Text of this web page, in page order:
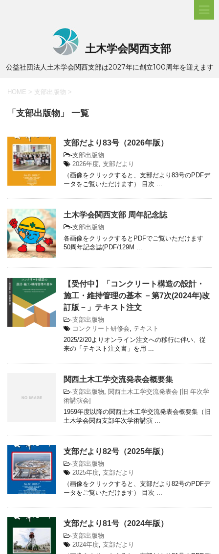
土木学会関西支部
公益社団法人土木学会関西支部は2027年に創立100周年を迎えます
HOME > 支部出版物 >
「支部出版物」 一覧
支部だより83号（2026年版）
-支部出版物
2026年度, 支部だより
（画像をクリックすると、支部だより83号のPDFデ
ータをご覧いただけます） 目次 ...
土木学会関西支部 周年記念誌
-支部出版物
各画像をクリックするとPDFでご覧いただけます
50周年記念誌(PDF/129M ...
【受付中】「コンクリート構造の設計・
施工・維持管理の基本 －第7次(2024年)改
訂版－」テキスト注文
-支部出版物
コンクリート研修会, テキスト
2025/2/20よりオンライン注文への移行に伴い、従
来の「テキスト注文書」を用 ...
関西土木工学交流発表会概要集
-支部出版物, 関西土木工学交流発表会 [旧 年次学
術講演会]
1959年度以降の関西土木工学交流発表会概要集（旧
土木学会関西支部年次学術講演 ...
支部だより82号（2025年版）
-支部出版物
2025年度, 支部だより
（画像をクリックすると、支部だより82号のPDFデ
ータをご覧いただけます） 目次 ...
支部だより81号（2024年版）
-支部出版物
2024年度, 支部だより